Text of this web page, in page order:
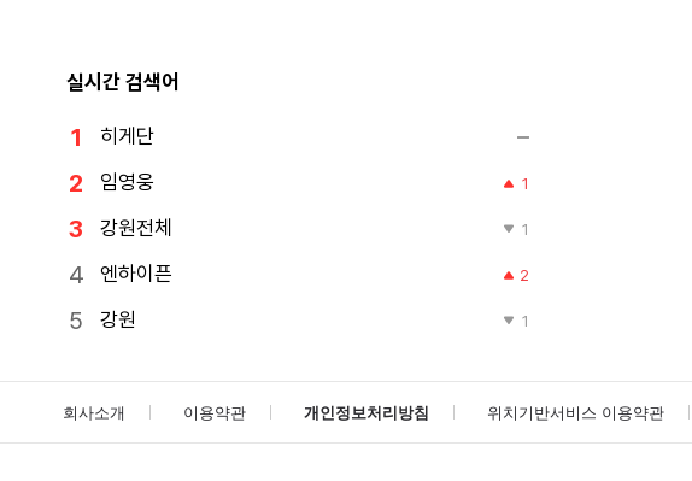
실시간 검색어
히게단
임영웅
1
강원전체 1
엔하이픈 2
강원 1
회사소개 이용약관 개인정보처리방침 위치기반서비스 이용약관